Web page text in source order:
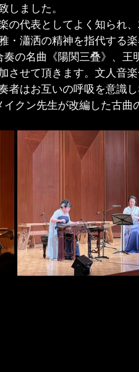
しました。
の代表としてよく知られ
・瀟洒の精神を指代する楽
の名曲《陽関三叠》、王
させて頂きます。文人音
者はお互いの呼吸を意識し
クン先生が改編した古曲